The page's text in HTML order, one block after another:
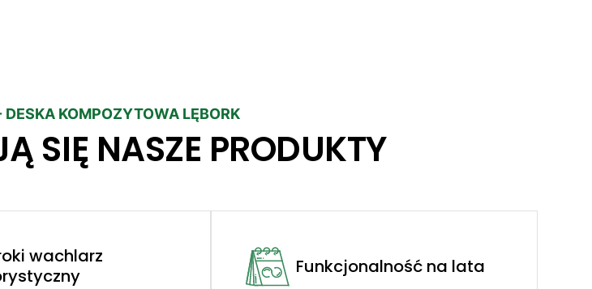
KOMPOZYTOWA LĘBORK
SIĘ NASZE PRODUKTY
wachlarz
Funkcjonalność na lata